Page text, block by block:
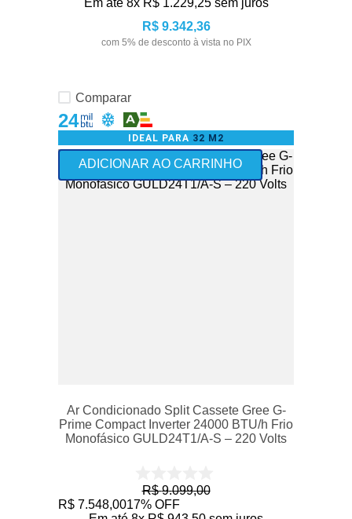
R$ 9.342,36
com 5% de desconto à vista no PIX
Comparar
24
IDEAL PARA 32 M2
Frete Grátis - exceto Norte
ADICIONAR AO CARRINHO
Ar Condicionado Split Cassete Gree G-
Prime Compact Inverter 24000 BTU/h Frio
Monofásico GULD24T1/A-S – 220 Volts
R$ 9.099,00
R$ 7.548,0017% OFF